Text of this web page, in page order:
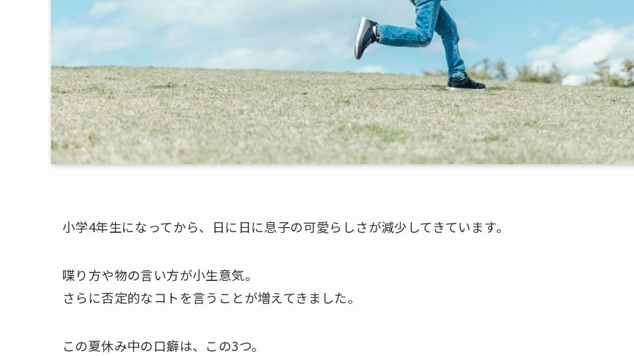
小学4年生になってから、日に日に息子の可愛らしさが減少してきています。
喋り方や物の言い方が小生意気。
さらに否定的なコトを言うことが増えてきました。
この夏休み中の口癖は、この3つ。